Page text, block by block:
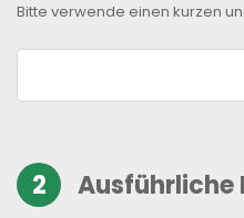
Bitte verwende einen kurzen
2 Ausführliche